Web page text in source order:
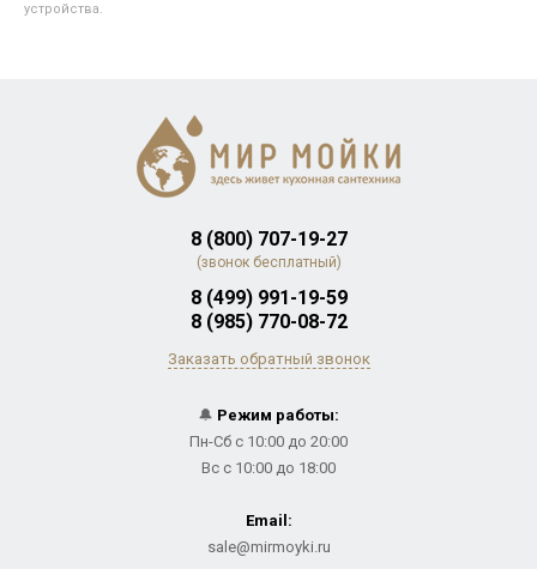
устройства.
8 (800) 707-19-27
(звонок бесплатный)
8 (499) 991-19-59
8 (985) 770-08-72
Заказать обратный звонок
🔔 Режим работы:
Пн-Сб с 10:00 до 20:00
Вс с 10:00 до 18:00
Email:
sale@mirmoyki.ru